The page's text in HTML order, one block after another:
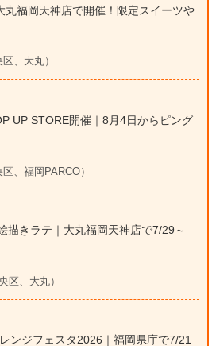
丸福岡天神店で開催！限定スイーツや
、大丸）
UP STORE開催｜8月4日からピング
、福岡PARCO）
描きラテ｜大丸福岡天神店で7/29～
区、大丸）
ンジフェスタ2026｜福岡県庁で7/21